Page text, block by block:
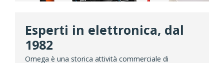
Esperti in elettronica, dal
1982
Omega è una storica attività commerciale di